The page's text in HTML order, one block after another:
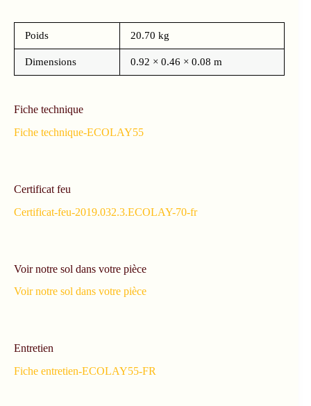
Poids 20.70 kg
Dimensions 0.92 × 0.46 × 0.08 m
Fiche technique
Fiche technique-ECOLAY55
Certificat feu
Certificat-feu-2019.032.3.ECOLAY-70-fr
Voir notre sol dans votre pièce
Voir notre sol dans votre pièce
Entretien
Fiche entretien-ECOLAY55-FR